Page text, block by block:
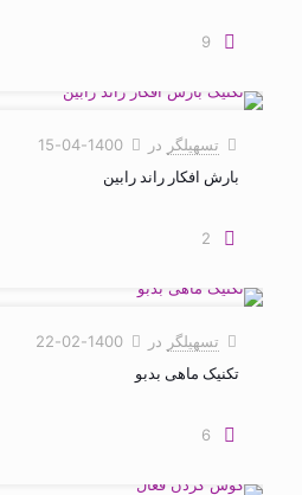
9
تسهیلگر در
1400-04-15
بارش افکار راند رابین
2
تسهیلگر در
1400-02-22
تکنیک ماهی بدبو
6